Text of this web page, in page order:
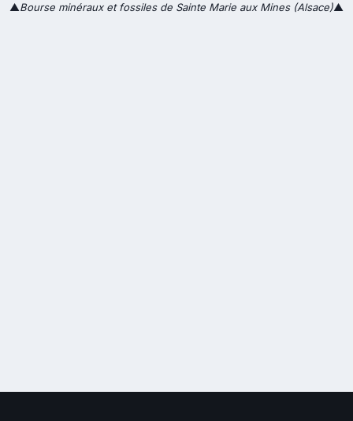
▲Bourse minéraux et fossiles de Sainte Marie aux Mines (Alsace)▲